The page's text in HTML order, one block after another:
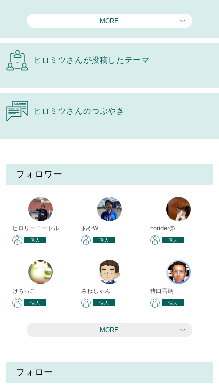
MORE
ヒロミツさんが投稿したテーマ
ヒロミツさんのつぶやき
フォロワー
ヒロリーニートル
個人
あやW
個人
norider@
個人
けろっこ
個人
みねしゃん
個人
猪口吾朗
個人
MORE
フォロー